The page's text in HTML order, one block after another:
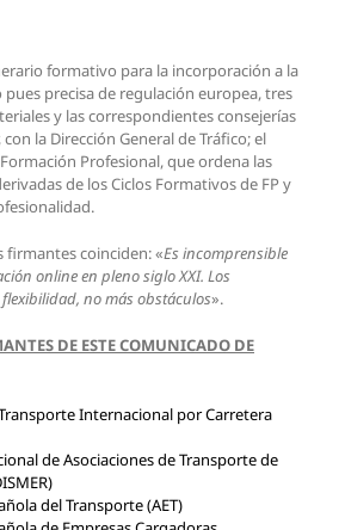
formativo para la incorporación a la
precisa de regulación europea, tres
y las correspondientes consejerías
la Dirección General de Tráfico; el
Profesional, que ordena las
de los Ciclos Formativos de FP y
firmantes coinciden: «Es incomprensible
online en pleno siglo XXI. Los
no más obstáculos».
DE ESTE COMUNICADO DE
Internacional por Carretera
de Asociaciones de Transporte de
del Transporte (AET)